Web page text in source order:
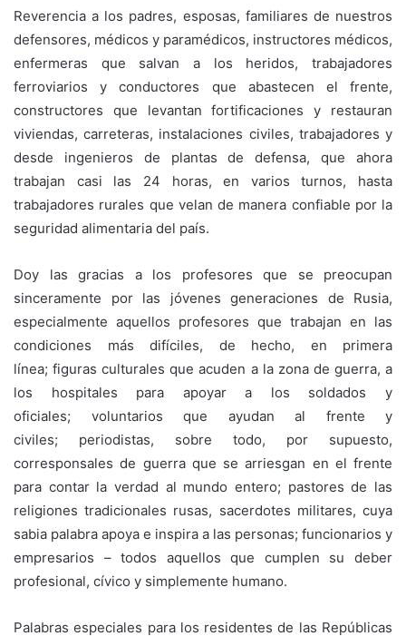
Reverencia a los padres, esposas, familiares de nuestros
defensores, médicos y paramédicos, instructores médicos,
enfermeras que salvan a los heridos, trabajadores
ferroviarios y conductores que abastecen el frente,
constructores que levantan fortificaciones y restauran
viviendas, carreteras, instalaciones civiles, trabajadores y
desde ingenieros de plantas de defensa, que ahora
trabajan casi las 24 horas, en varios turnos, hasta
trabajadores rurales que velan de manera confiable por la
seguridad alimentaria del país.
Doy las gracias a los profesores que se preocupan
sinceramente por las jóvenes generaciones de Rusia,
especialmente aquellos profesores que trabajan en las
condiciones más difíciles, de hecho, en primera
línea; figuras culturales que acuden a la zona de guerra, a
los hospitales para apoyar a los soldados y
oficiales; voluntarios que ayudan al frente y
civiles; periodistas, sobre todo, por supuesto,
corresponsales de guerra que se arriesgan en el frente
para contar la verdad al mundo entero; pastores de las
religiones tradicionales rusas, sacerdotes militares, cuya
sabia palabra apoya e inspira a las personas; funcionarios y
empresarios – todos aquellos que cumplen su deber
profesional, cívico y simplemente humano.
Palabras especiales para los residentes de las Repúblicas